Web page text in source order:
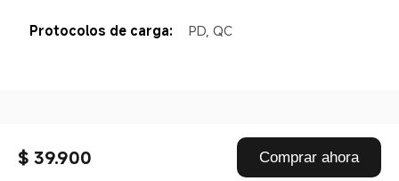
$ 39.900 Comprar ahora
Protocolos de carga: PD, QC